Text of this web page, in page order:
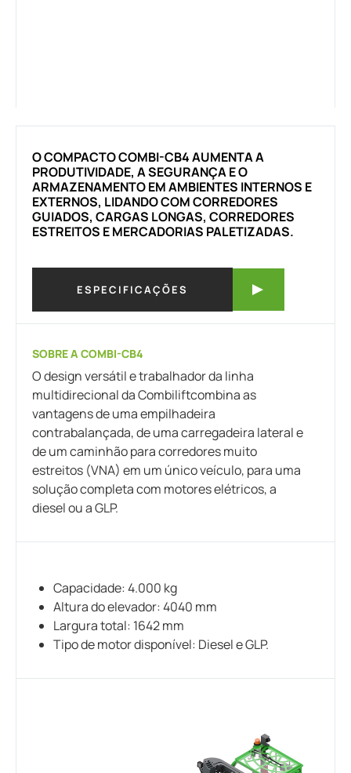
O COMPACTO COMBI-CB4 AUMENTA A
PRODUTIVIDADE, A SEGURANÇA E O
ARMAZENAMENTO EM AMBIENTES INTERNOS E
EXTERNOS, LIDANDO COM CORREDORES
GUIADOS, CARGAS LONGAS, CORREDORES
ESTREITOS E MERCADORIAS PALETIZADAS.
ESPECIFICAÇÕES
SOBRE A COMBI-CB4
O design versátil e trabalhador da linha
multidirecional da Combiliftcombina as
vantagens de uma empilhadeira
contrabalançada, de uma carregadeira lateral e
de um caminhão para corredores muito
estreitos (VNA) em um único veículo, para uma
solução completa com motores elétricos, a
diesel ou a GLP.
Capacidade: 4.000 kg
Altura do elevador: 4040 mm
Largura total: 1642 mm
Tipo de motor disponível: Diesel e GLP.